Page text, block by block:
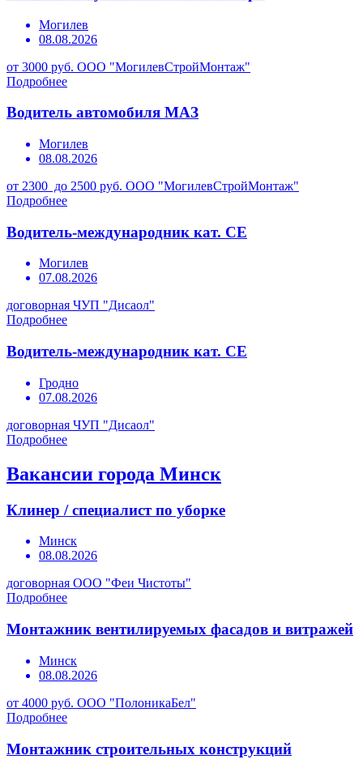
Могилев
08.08.2026
от 3000 руб. ООО "МогилевСтройМонтаж"
Подробнее
Водитель автомобиля МАЗ
Могилев
08.08.2026
от 2300 до 2500 руб. ООО "МогилевСтройМонтаж"
Подробнее
Водитель-международник кат. СЕ
Могилев
07.08.2026
договорная ЧУП "Дисаол"
Подробнее
Водитель-международник кат. СЕ
Гродно
07.08.2026
договорная ЧУП "Дисаол"
Подробнее
Вакансии города Минск
Клинер / специалист по уборке
Минск
08.08.2026
договорная ООО "Феи Чистоты"
Подробнее
Монтажник вентилируемых фасадов и витражей
Минск
08.08.2026
от 4000 руб. ООО "ПолоникаБел"
Подробнее
Монтажник строительных конструкций